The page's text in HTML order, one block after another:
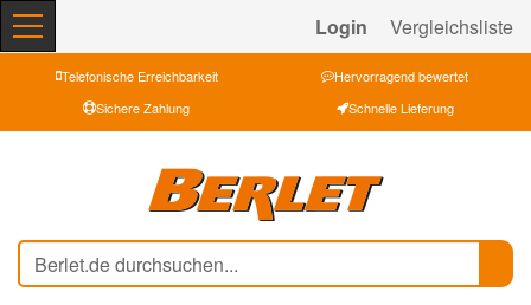
Login Vergleichsliste
Telefonische Erreichbarkeit
Hervorragend bewertet
Sichere Zahlung
Schnelle Lieferung